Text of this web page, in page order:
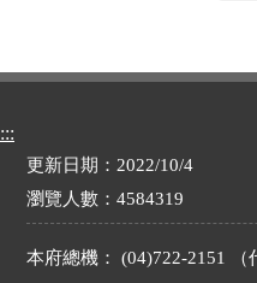
:::
更新日期：2022/10/4
瀏覽人數：4584319
本府總機： (04)722-2151 （